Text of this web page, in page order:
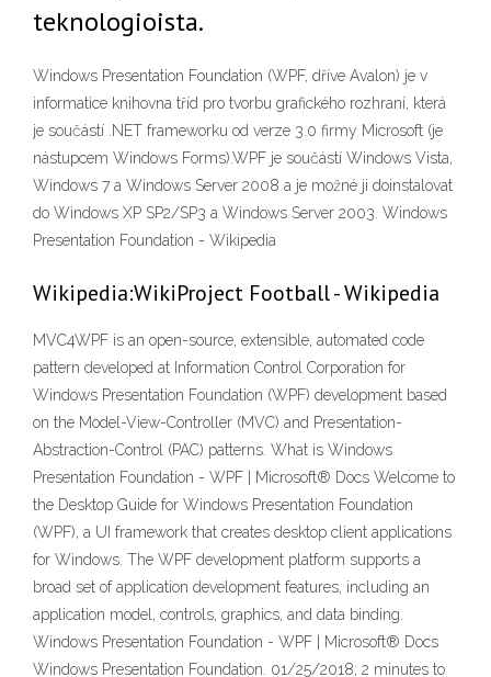
teknologioista.
Windows Presentation Foundation (WPF, dříve Avalon) je v
informatice knihovna tříd pro tvorbu grafického rozhraní, která
je součástí .NET frameworku od verze 3.0 firmy Microsoft (je
nástupcem Windows Forms).WPF je součástí Windows Vista,
Windows 7 a Windows Server 2008 a je možné ji doinstalovat
do Windows XP SP2/SP3 a Windows Server 2003. Windows
Presentation Foundation - Wikipedia
Wikipedia:WikiProject Football - Wikipedia
MVC4WPF is an open-source, extensible, automated code
pattern developed at Information Control Corporation for
Windows Presentation Foundation (WPF) development based
on the Model-View-Controller (MVC) and Presentation-
Abstraction-Control (PAC) patterns. What is Windows
Presentation Foundation - WPF | Microsoft® Docs Welcome to
the Desktop Guide for Windows Presentation Foundation
(WPF), a UI framework that creates desktop client applications
for Windows. The WPF development platform supports a
broad set of application development features, including an
application model, controls, graphics, and data binding.
Windows Presentation Foundation - WPF | Microsoft® Docs
Windows Presentation Foundation. 01/25/2018; 2 minutes to